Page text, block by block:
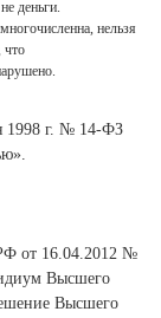
деньги.
нельзя
что
1998 г. № 14-ФЗ
от 16.04.2012 №
Высшего
Высшего